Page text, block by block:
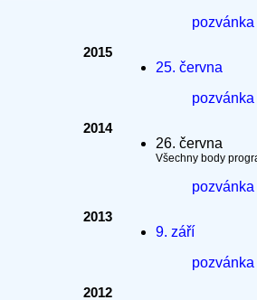
pozvánka
2015
25. června
pozvánka
2014
26. června
Všechny body
pozvánka
2013
9. září
pozvánka
2012